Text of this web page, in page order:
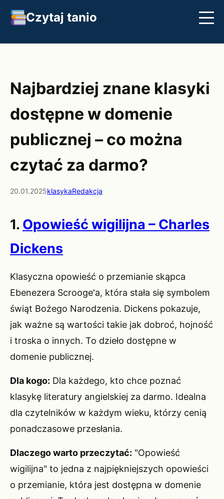
Czytaj tanio
Streszczenia
Najbardziej znane klasyki
dostępne w domenie
publicznej – co można
czytać za darmo?
20.01.2025klasykaRedakcja
1. Opowieść wigilijna – Charles
Dickens
Klasyczna opowieść o przemianie skąpca
Ebenezera Scrooge'a, która stała się symbolem
świąt Bożego Narodzenia. Dickens pokazuje,
jak ważne są wartości takie jak dobroć, hojność
i troska o innych. To dzieło dostępne w
domenie publicznej.
Dla kogo: Dla każdego, kto chce poznać
klasykę literatury angielskiej za darmo. Idealna
dla czytelników w każdym wieku, którzy cenią
ponadczasowe przesłania.
Dlaczego warto przeczytać: "Opowieść
wigilijna" to jedna z najpiękniejszych opowieści
o przemianie, która jest dostępna w domenie